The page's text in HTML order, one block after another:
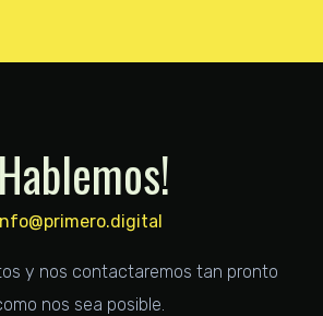
y nos contactaremos tan pronto
nos sea posible.